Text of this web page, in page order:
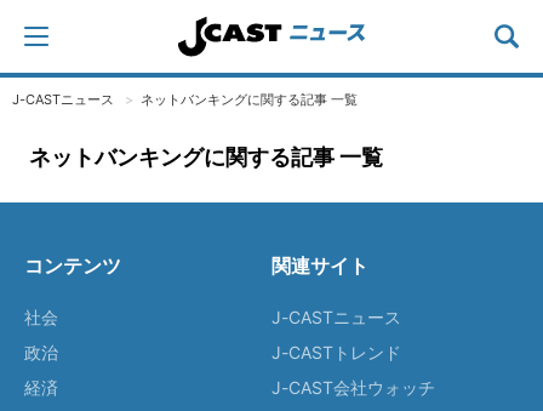
J-CASTニュース ネットバンキングに関する記事 一覧
ネットバンキングに関する記事 一覧
コンテンツ
社会
政治
経済
関連サイト
J-CASTニュース
J-CASTトレンド
J-CAST会社ウォッチ